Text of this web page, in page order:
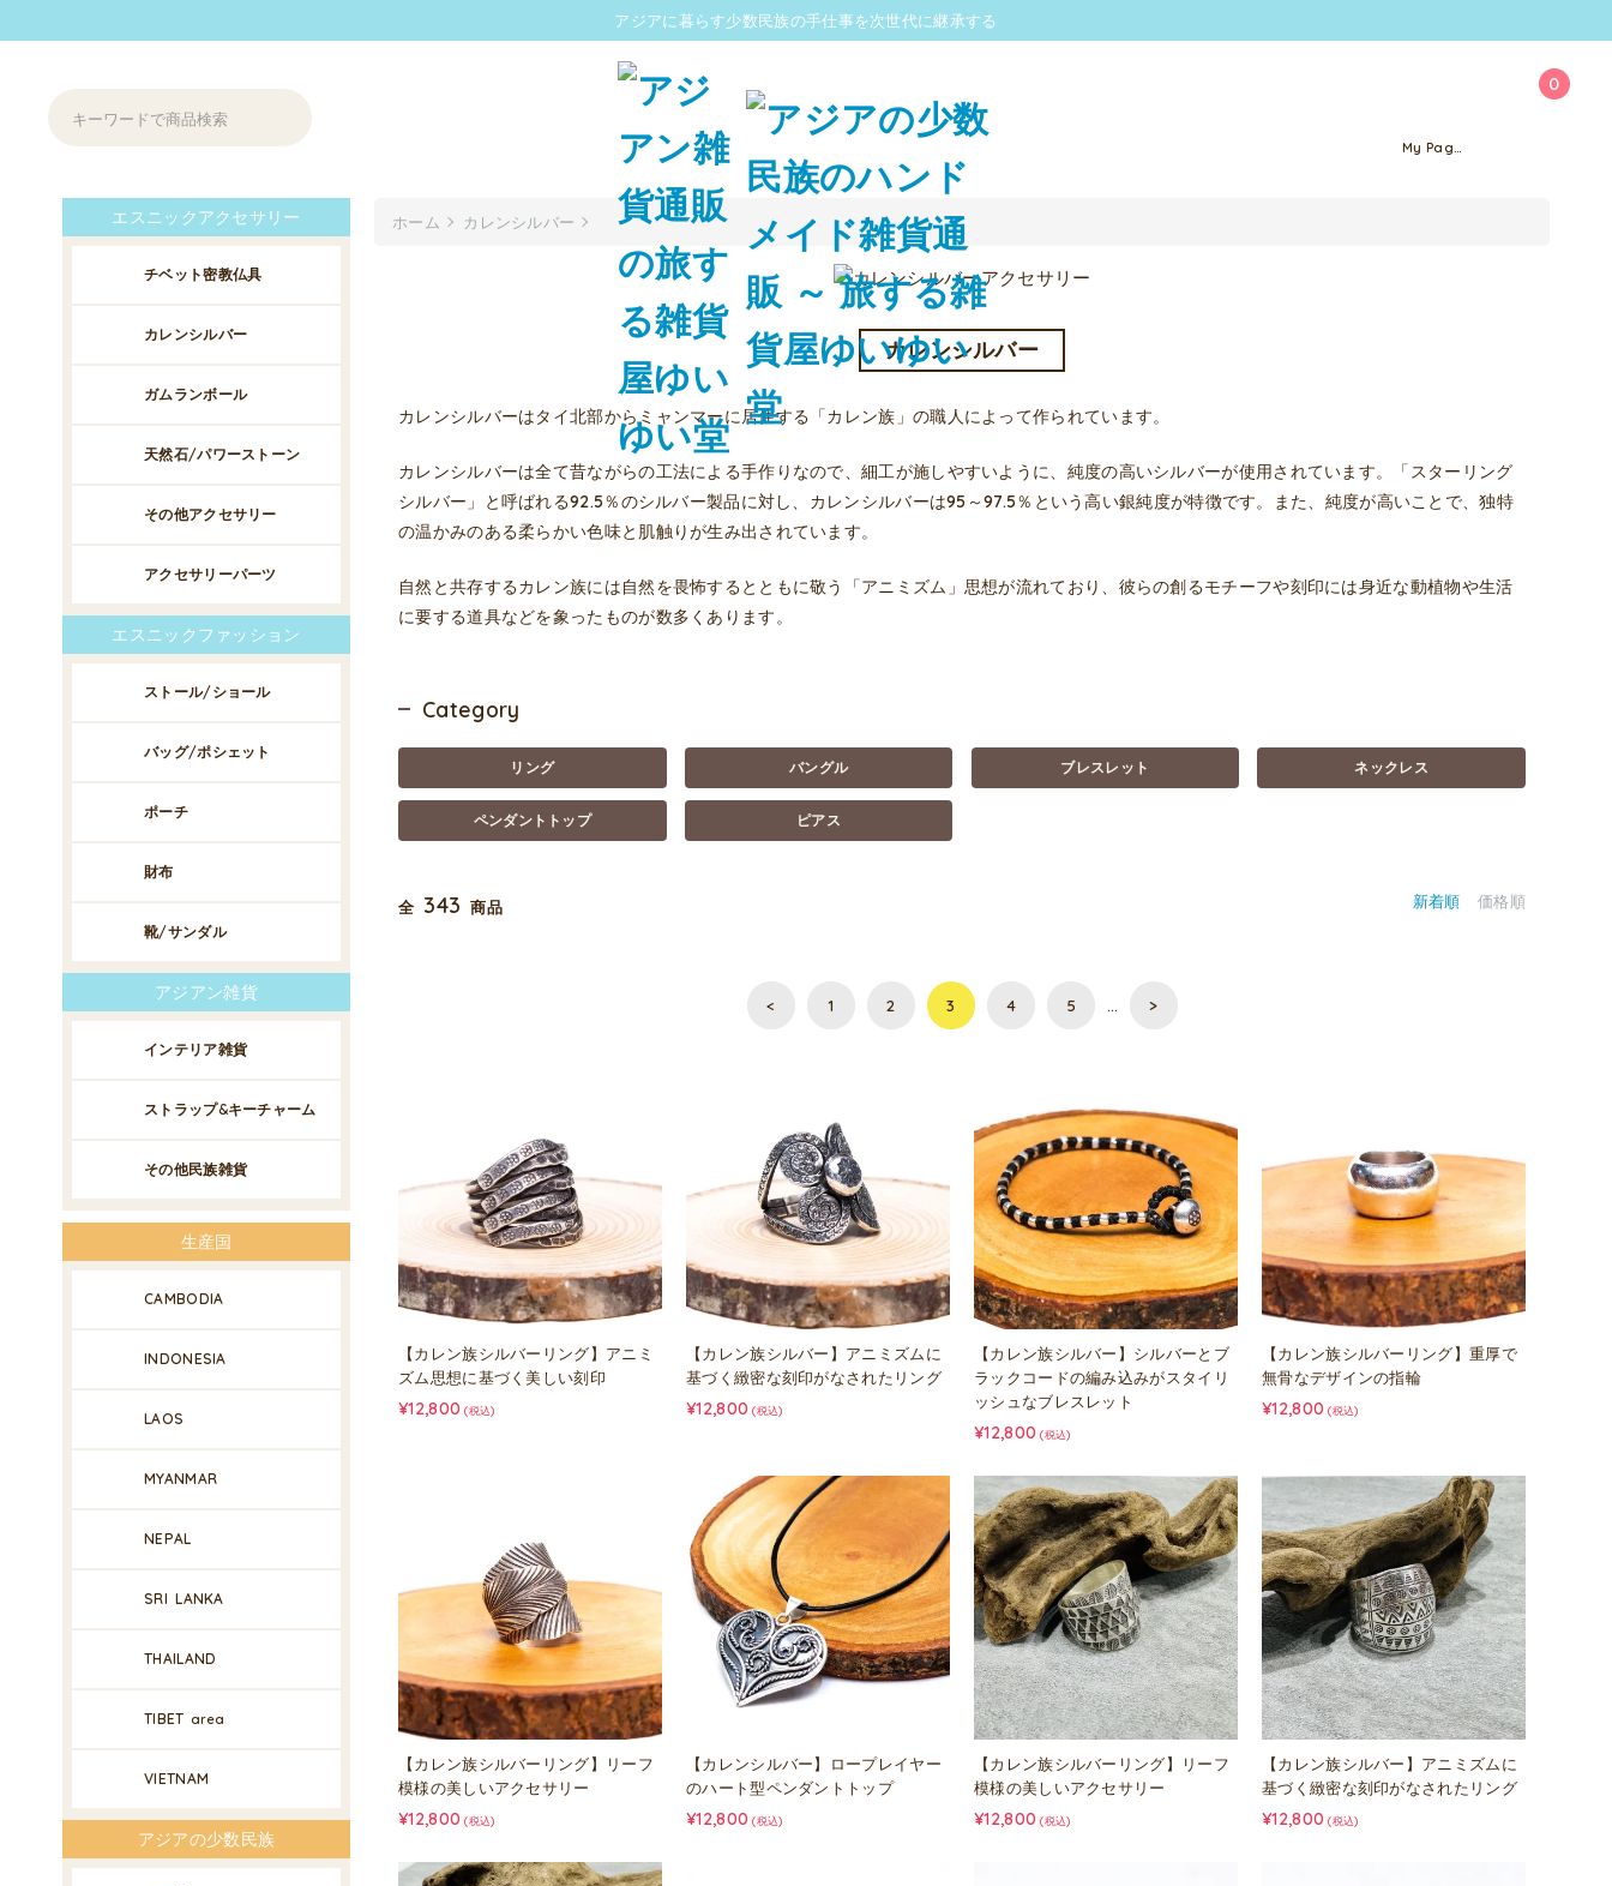
アジアに暮らす少数民族の手仕事を次世代に継承する
0
My Page
ホーム カレンシルバー
カレンシルバー
カレンシルバーはタイ北部からミャンマーに居住する「カレン族」の職人によって作られています。
カレンシルバーは全て昔ながらの工法による手作りなので、細工が施しやすいように、純度の高いシルバーが使用されています。「スターリング
シルバー」と呼ばれる92.5％のシルバー製品に対し、カレンシルバーは95～97.5％という高い銀純度が特徴です。また、純度が高いことで、独特
の温かみのある柔らかい色味と肌触りが生み出されています。
自然と共存するカレン族には自然を畏怖するとともに敬う「アニミズム」思想が流れており、彼らの創るモチーフや刻印には身近な動植物や生活
に要する道具などを象ったものが数多くあります。
Category
リング バングル ブレスレット ネックレス
ペンダントトップ ピアス
全 343 商品 新着順 価格順
< 1 2 3 4 5 … >
【カレン族シルバーリング】アニミ
ズム思想に基づく美しい刻印
¥12,800 (税込)
【カレン族シルバー】アニミズムに
基づく緻密な刻印がなされたリング
¥12,800 (税込)
【カレン族シルバー】シルバーとブ
ラックコードの編み込みがスタイリ
ッシュなブレスレット
¥12,800 (税込)
【カレン族シルバーリング】重厚で
無骨なデザインの指輪
¥12,800 (税込)
【カレン族シルバーリング】リーフ
模様の美しいアクセサリー
¥12,800 (税込)
【カレンシルバー】ロープレイヤー
のハート型ペンダントトップ
¥12,800 (税込)
【カレン族シルバーリング】リーフ
模様の美しいアクセサリー
¥12,800 (税込)
【カレン族シルバー】アニミズムに
基づく緻密な刻印がなされたリング
¥12,800 (税込)
エスニックアクセサリー
チベット密教仏具
カレンシルバー
ガムランボール
天然石/パワーストーン
その他アクセサリー
アクセサリーパーツ
エスニックファッション
ストール/ショール
バッグ/ポシェット
ポーチ
財布
靴/サンダル
アジアン雑貨
インテリア雑貨
ストラップ&キーチャーム
その他民族雑貨
生産国
CAMBODIA
INDONESIA
LAOS
MYANMAR
NEPAL
SRI LANKA
THAILAND
TIBET area
VIETNAM
アジアの少数民族